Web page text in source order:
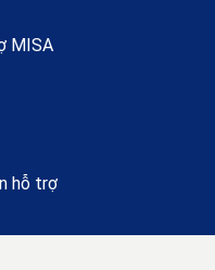
MISA
hỗ trợ